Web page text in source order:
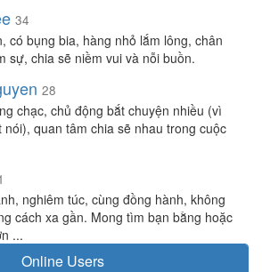
34
có bụng bia, hàng nhỏ lắm lông, chân
sự, chia sẽ niềm vui và nỗi buồn.
28
chạc, chủ động bắt chuyện nhiều (vì
nói), quan tâm chia sẽ nhau trong cuộc
nghiêm túc, cùng đồng hành, không
cách xa gần. Mong tìm bạn bằng hoặc
...
Online Users